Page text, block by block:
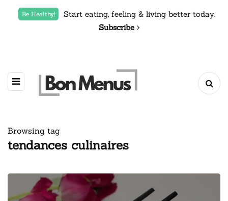
Be Healthy!
Start eating, feeling & living better today.
Subscribe
Browsing tag
tendances culinaires